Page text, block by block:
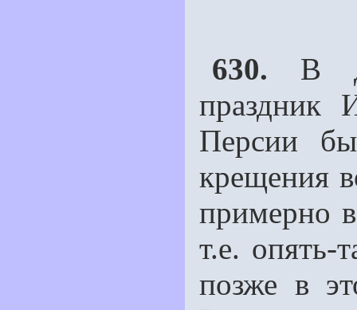
630. В
праздник
Персии
крещения
примерно
т.е. опять-
позже в